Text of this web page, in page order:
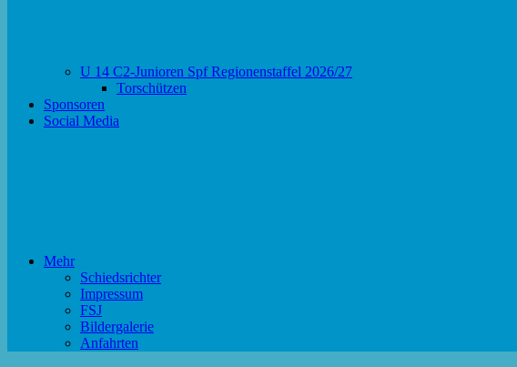
U 14 C2-Junioren Spf Regionenstaffel 2026/27
Torschützen
Sponsoren
Social Media
Mehr
Schiedsrichter
Impressum
FSJ
Bildergalerie
Anfahrten